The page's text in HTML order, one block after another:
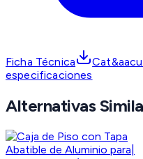
Ficha Técnica
especificaciones
Alternativas